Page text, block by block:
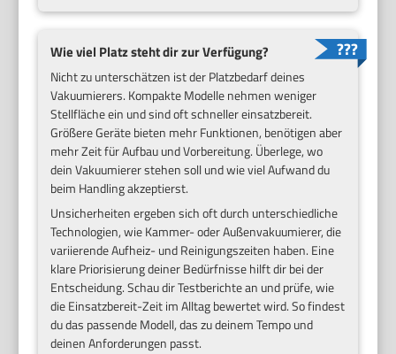
Wie viel Platz steht dir zur Verfügung?
Nicht zu unterschätzen ist der Platzbedarf deines
Vakuumierers. Kompakte Modelle nehmen weniger
Stellfläche ein und sind oft schneller einsatzbereit.
Größere Geräte bieten mehr Funktionen, benötigen aber
mehr Zeit für Aufbau und Vorbereitung. Überlege, wo
dein Vakuumierer stehen soll und wie viel Aufwand du
beim Handling akzeptierst.
Unsicherheiten ergeben sich oft durch unterschiedliche
Technologien, wie Kammer- oder Außenvakuumierer, die
variierende Aufheiz- und Reinigungszeiten haben. Eine
klare Priorisierung deiner Bedürfnisse hilft dir bei der
Entscheidung. Schau dir Testberichte an und prüfe, wie
die Einsatzbereit-Zeit im Alltag bewertet wird. So findest
du das passende Modell, das zu deinem Tempo und
deinen Anforderungen passt.